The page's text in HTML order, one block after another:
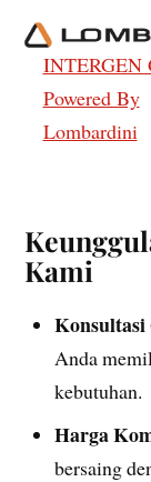
INTERGEN
Powered By
Lombardini
Kami
Anda
kebutuhan.
Harga
bersaing